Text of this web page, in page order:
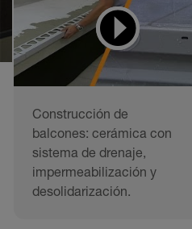
Construcción de
balcones: cerámica con
sistema de drenaje,
impermeabilización y
desolidarización.